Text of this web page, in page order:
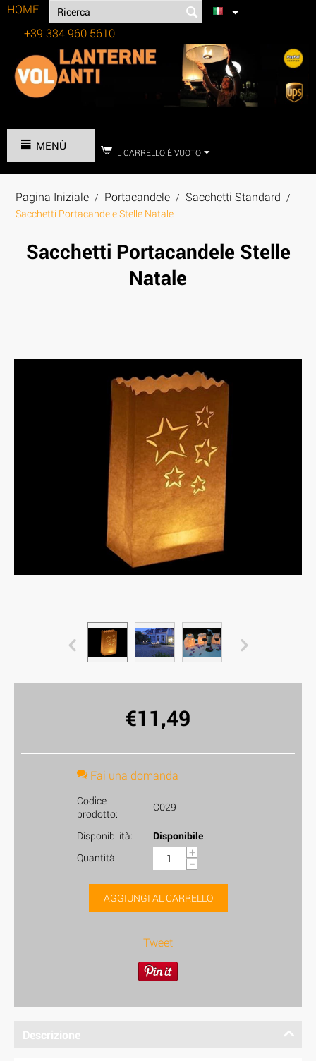
HOME
+39 334 960 5610
MENÙ IL CARRELLO È VUOTO
Pagina Iniziale / Portacandele / Sacchetti Standard /
Sacchetti Portacandele Stelle Natale
Sacchetti Portacandele Stelle
Natale
€11,49
Fai una domanda
Codice
prodotto:
C029
Disponibilità:
Disponibile
Quantità:
+
−
AGGIUNGI AL CARRELLO
Tweet
Descrizione